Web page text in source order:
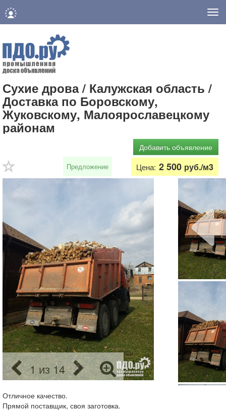
Сухие дрова / Калужская область /
Доставка по Боровскому,
Жуковскому, Малоярославецкому
районам
Добавить объявление
Предложение Цена: 2 500 руб./м3
1 из 14
Отличное качество.
Прямой поставщик, своя заготовка.